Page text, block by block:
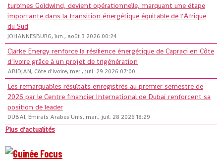
turbines Goldwind, devient opérationnelle, marquant une étape
importante dans la transition énergétique équitable de l'Afrique
du Sud
JOHANNESBURG, lun., août 3 2026 00:24
Clarke Energy renforce la résilience énergétique de Capraci en Côte
d'Ivoire grâce à un projet de trigénération
ABIDJAN, Côte d'Ivoire, mer., juil. 29 2026 07:00
Les remarquables résultats enregistrés au premier semestre de
2026 par le Centre financier international de Dubaï renforcent sa
position de leader
DUBAÏ, Émirats Arabes Unis, mar., juil. 28 2026 18:29
Plus d'actualités